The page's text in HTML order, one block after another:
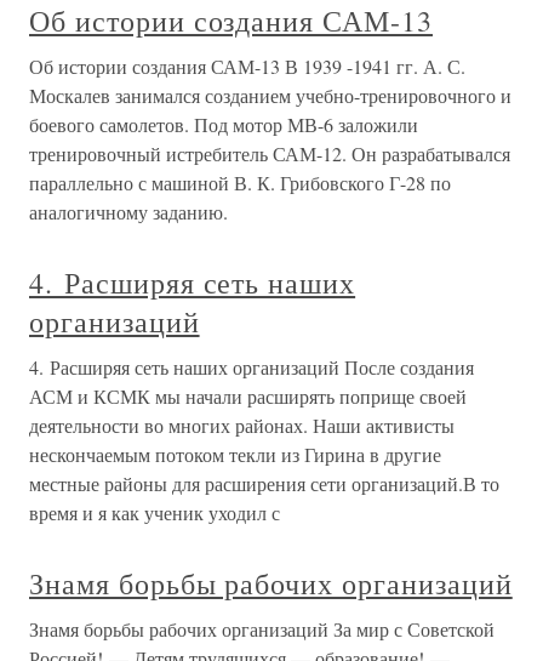
Об истории создания САМ-13
Об истории создания САМ-13 В 1939 -1941 гг. А. С.
Москалев занимался созданием учебно-тренировочного и
боевого самолетов. Под мотор МВ-6 заложили
тренировочный истребитель САМ-12. Он разрабатывался
параллельно с машиной В. К. Грибовского Г-28 по
аналогичному заданию.
4. Расширяя сеть наших
организаций
4. Расширяя сеть наших организаций После создания
АСМ и КСМК мы начали расширять поприще своей
деятельности во многих районах. Наши активисты
нескончаемым потоком текли из Гирина в другие
местные районы для расширения сети организаций.В то
время и я как ученик уходил с
Знамя борьбы рабочих организаций
Знамя борьбы рабочих организаций За мир с Советской